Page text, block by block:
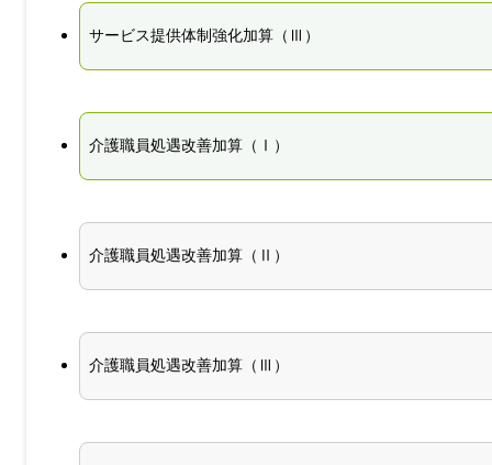
サービス提供体制強化加算（Ⅲ）
介護職員処遇改善加算（Ⅰ）
介護職員処遇改善加算（Ⅱ）
介護職員処遇改善加算（Ⅲ）